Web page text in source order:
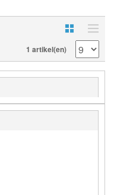
1 artikel(en)